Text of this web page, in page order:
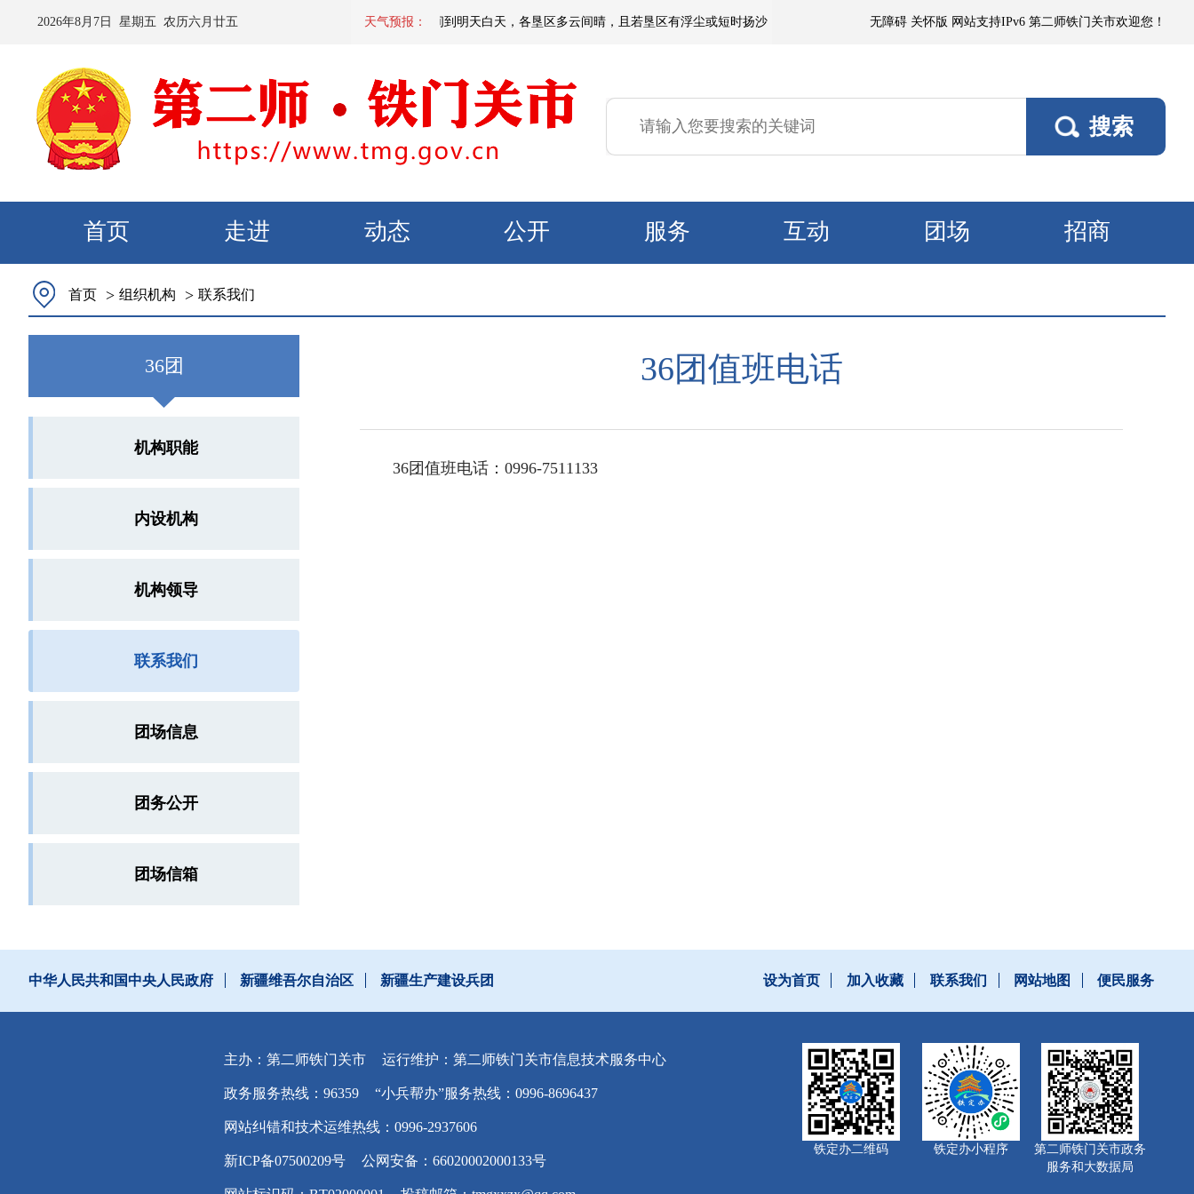
2026年8月 7 日 星期五 农历六月廿五 天气预报：
预计：今天夜间到明天白天，各垦区多云间晴，且若垦区有浮尘或短时扬沙，偏东区域有微到小阵雨，阵风5～6级；其他垦区阵风4～5级，焉耆垦区
无障碍 关怀版 网站支持IPv6 第二师铁门关市欢迎您！
首页 走进 动态 公开 服务 互动 团场 招商
首页 > 组织机构 > 联系我们
36团
机构职能
内设机构
机构领导
联系我们
团场信息
团务公开
团场信箱
36团值班电话
36团值班电话：0996-7511133
中华人民共和国中央人民政府 新疆维吾尔自治区 新疆生产建设兵团 设为首页 加入收藏 联系我们 网站地图 便民服务
主办：第二师铁门关市 运行维护：第二师铁门关市信息技术服务中心
政务服务热线：96359 “小兵帮办”服务热线：0996-8696437
网站纠错和技术运维热线：0996-2937606
新ICP备07500209号 公网安备：66020002000133号
铁定办二维码 铁定办小程序
第二师铁门关市政务
服务和大数据局